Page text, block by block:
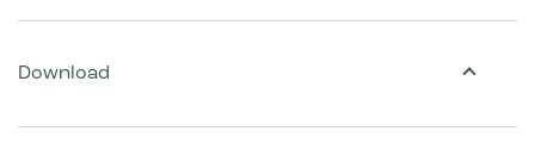
Download